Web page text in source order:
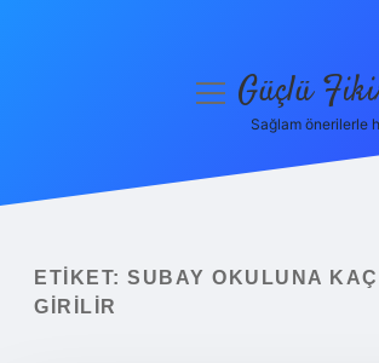
Yasal Uyarı
menüyüGüçlü
Sağlam önerilerle
ETIKET: SUBAY OKULUNA
GIRILIR